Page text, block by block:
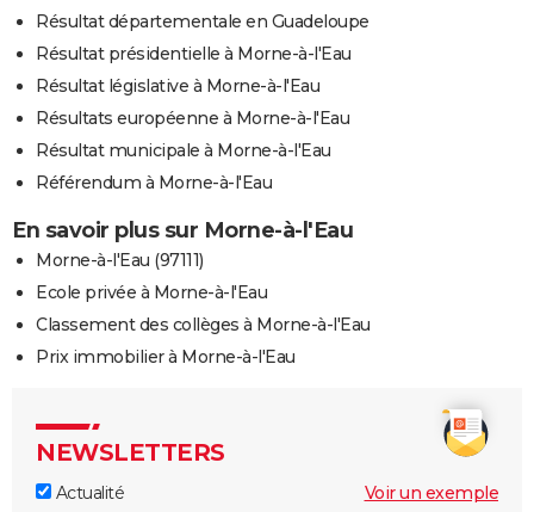
Résultat départementale en Guadeloupe
Résultat présidentielle à Morne-à-l'Eau
Résultat législative à Morne-à-l'Eau
Résultats européenne à Morne-à-l'Eau
Résultat municipale à Morne-à-l'Eau
Référendum à Morne-à-l'Eau
En savoir plus sur Morne-à-l'Eau
Morne-à-l'Eau (97111)
Ecole privée à Morne-à-l'Eau
Classement des collèges à Morne-à-l'Eau
Prix immobilier à Morne-à-l'Eau
NEWSLETTERS
Actualité
Voir un exemple